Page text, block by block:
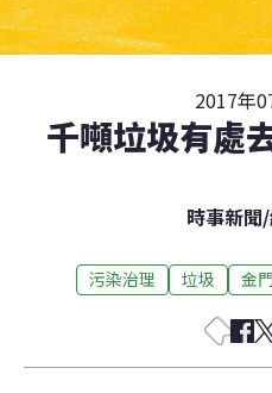
2017年
千噸垃圾有處
時事新聞/
污染治理 垃圾 金